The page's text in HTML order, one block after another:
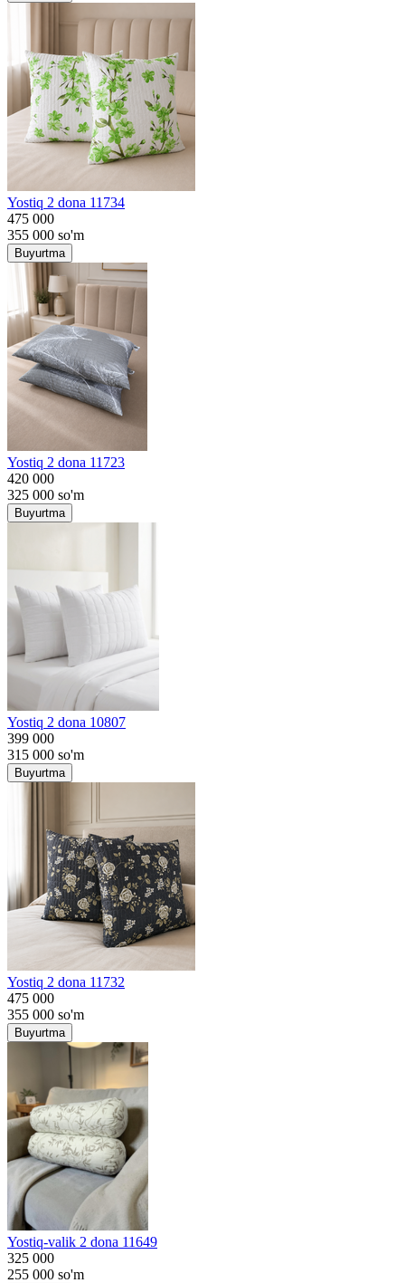
Yostiq 2 dona 11734
475 000
355 000 so'm
Buyurtma
Yostiq 2 dona 11723
420 000
325 000 so'm
Buyurtma
Yostiq 2 dona 10807
399 000
315 000 so'm
Buyurtma
Yostiq 2 dona 11732
475 000
355 000 so'm
Buyurtma
Yostiq-valik 2 dona 11649
325 000
255 000 so'm